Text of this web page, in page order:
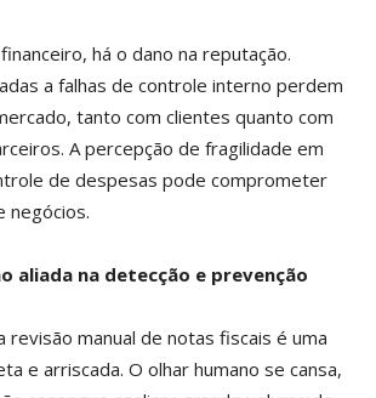
há o dano na reputação.
a falhas de controle interno perdem
tanto com clientes quanto com
A percepção de fragilidade em
de despesas pode comprometer
negócios.
aliada na detecção e prevenção
revisão manual de notas fiscais é uma
e arriscada. O olhar humano se cansa,